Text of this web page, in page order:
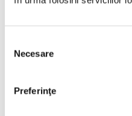
consimțământului
Necesare
Preferinţe